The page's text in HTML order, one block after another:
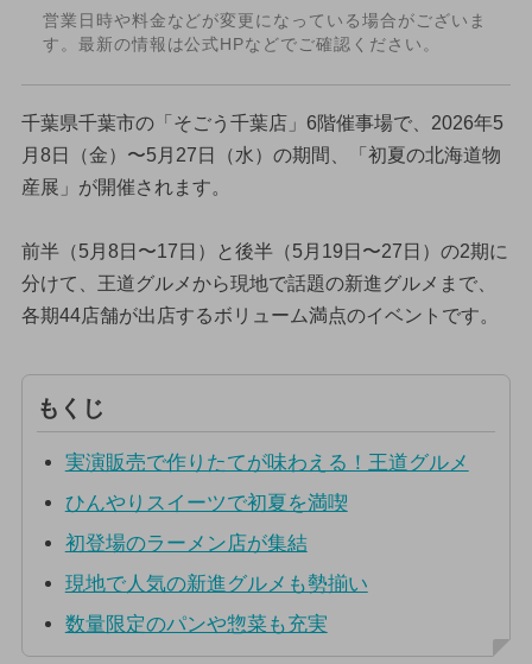
営業日時や料金などが変更になっている場合がございま
す。最新の情報は公式HPなどでご確認ください。
千葉県千葉市の「そごう千葉店」6階催事場で、2026年5
月8日（金）〜5月27日（水）の期間、「初夏の北海道物
産展」が開催されます。
前半（5月8日〜17日）と後半（5月19日〜27日）の2期に
分けて、王道グルメから現地で話題の新進グルメまで、
各期44店舗が出店するボリューム満点のイベントです。
もくじ
実演販売で作りたてが味わえる！王道グルメ
ひんやりスイーツで初夏を満喫
初登場のラーメン店が集結
現地で人気の新進グルメも勢揃い
数量限定のパンや惣菜も充実